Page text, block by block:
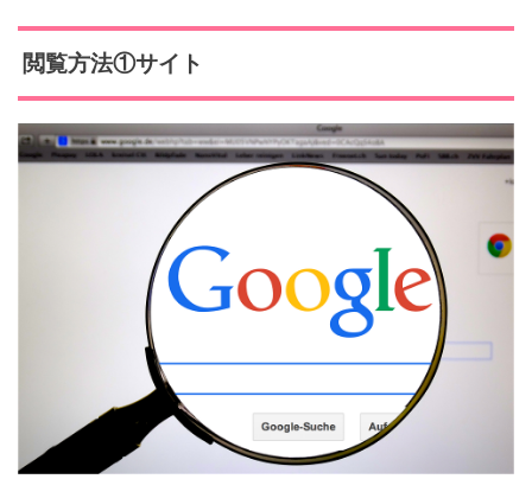
閲覧方法①サイト